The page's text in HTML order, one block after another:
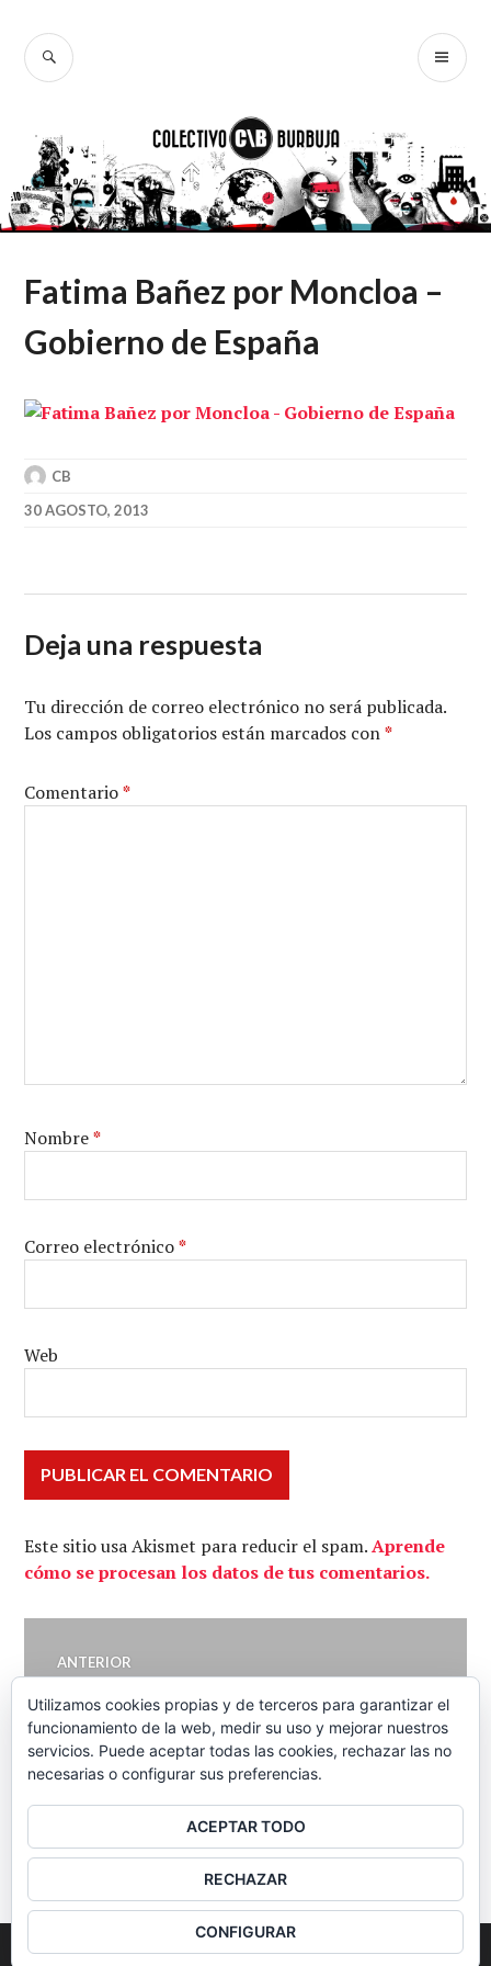
contenido
BUSCAR
Fatima Bañez por Moncloa –
Gobierno de España
CB
30 AGOSTO, 2013
Deja una respuesta
Tu dirección de correo electrónico no será publicada.
Los campos obligatorios están marcados con*
Comentario*
Nombre*
Correo electrónico*
Web
Este sitio usa Akismet para reducir el spam.Aprende
cómo se procesan los datos de tus comentarios.
Navegación
de
entradas
ANTERIOR
Entrada
anterior:
panorama – Economía
Directa 30-08-2013
BARRA
LATERAL
2026 Colectivo Burbuja
Utilizamos cookies propias y de terceros para garantizar el
funcionamiento de la web, medir su uso y mejorar nuestros
servicios. Puede aceptar todas las cookies, rechazar las no
necesarias o configurar sus preferencias.
ACEPTAR TODO
RECHAZAR
CONFIGURAR